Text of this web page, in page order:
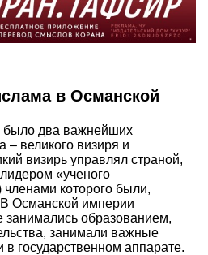
в Османской
было два важнейших
– великого визиря и
визирь управлял страной,
«ученого
которого были,
Османской империи
занимались образованием,
занимали важные
в государственном аппарате.